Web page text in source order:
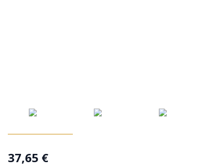
37,65 €